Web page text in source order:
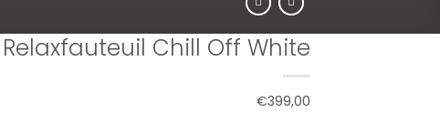
Relaxfauteuil Chill Off White
€399,00